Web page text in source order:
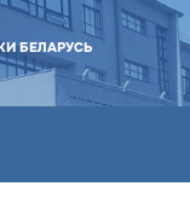
БЕЛАРУСЬ